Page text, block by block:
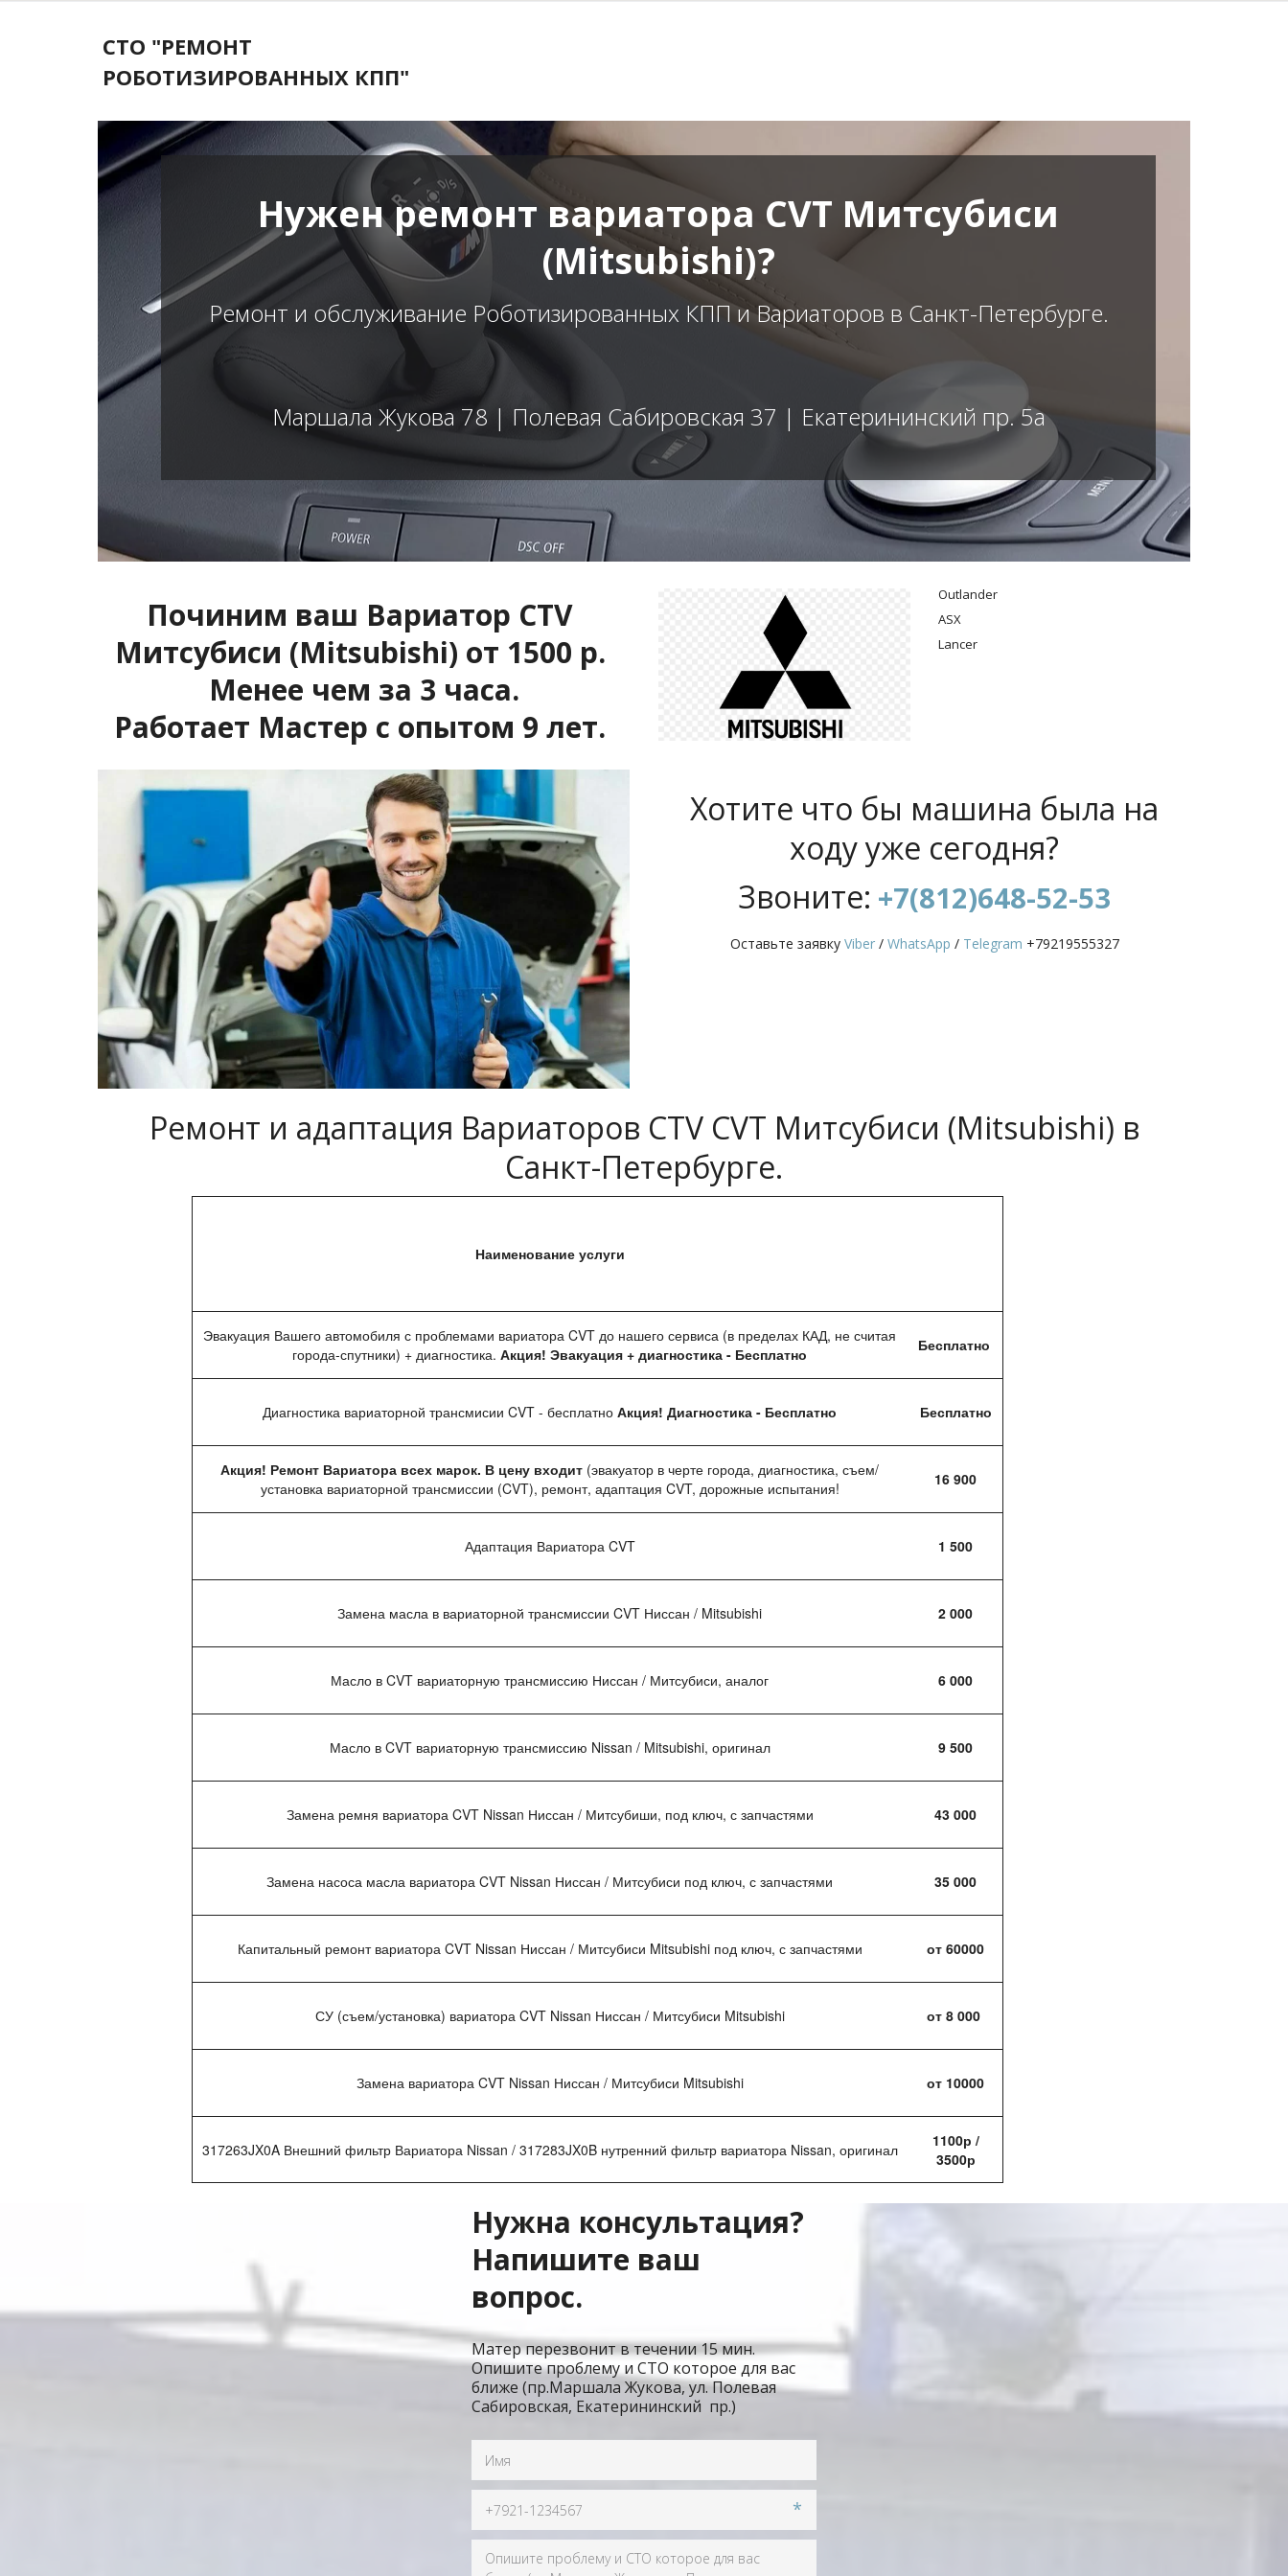
СТО "РЕМОНТ
РОБОТИЗИРОВАННЫХ КПП"
Нужен ремонт вариатора CVT Митсубиси
(Mitsubishi)?
Ремонт и обслуживание Роботизированных КПП и Вариаторов в Санкт-Петербурге.
Маршала Жукова 78 | Полевая Сабировская 37 | Екатерининский пр. 5а
Починим ваш Вариатор CTV
Митсубиси (Mitsubishi) от 1500 р.
Менее чем за 3 часа.
Работает Мастер с опытом 9 лет.
Outlander
ASX
Lancer
Хотите что бы машина была на
ходу уже сегодня?
Звоните: +7(812)648-52-53
Оставьте заявку Viber / WhatsApp / Telegram +79219555327
Ремонт и адаптация Вариаторов CTV CVT Митсубиси (Mitsubishi) в
Санкт-Петербурге.
Наименование услуги
Эвакуация Вашего автомобиля с проблемами вариатора CVT до нашего сервиса (в пределах КАД, не считая
города-спутники) + диагностика. Акция! Эвакуация + диагностика - Бесплатно Бесплатно
Диагностика вариаторной трансмисии CVT - бесплатно Акция! Диагностика - Бесплатно Бесплатно
Акция! Ремонт Вариатора всех марок. В цену входит (эвакуатор в черте города, диагностика, съем/
установка вариаторной трансмиссии (CVT), ремонт, адаптация CVT, дорожные испытания!
16 900
Адаптация Вариатора CVT 1 500
Замена масла в вариаторной трансмиссии CVT Ниссан / Mitsubishi 2 000
Масло в CVT вариаторную трансмиссию Ниссан / Митсубиси, аналог 6 000
Масло в CVT вариаторную трансмиссию Nissan / Mitsubishi, оригинал 9 500
Замена ремня вариатора CVT Nissan Ниссан / Митсубиши, под ключ, с запчастями 43 000
Замена насоса масла вариатора CVT Nissan Ниссан / Митсубиси под ключ, с запчастями 35 000
Капитальный ремонт вариатора CVT Nissan Ниссан / Митсубиси Mitsubishi под ключ, с запчастями от 60000
СУ (съем/установка) вариатора CVT Nissan Ниссан / Митсубиси Mitsubishi от 8 000
Замена вариатора CVT Nissan Ниссан / Митсубиси Mitsubishi от 10000
317263JX0A Внешний фильтр Вариатора Nissan / 317283JX0B нутренний фильтр вариатора Nissan, оригинал
1100р /
3500р
Нужна консультация?
Напишите ваш
вопрос.
Матер перезвонит в течении 15 мин.
Опишите проблему и СТО которое для вас
ближе (пр.Маршала Жукова, ул. Полевая
Сабировская, Екатерининский  пр.)
*